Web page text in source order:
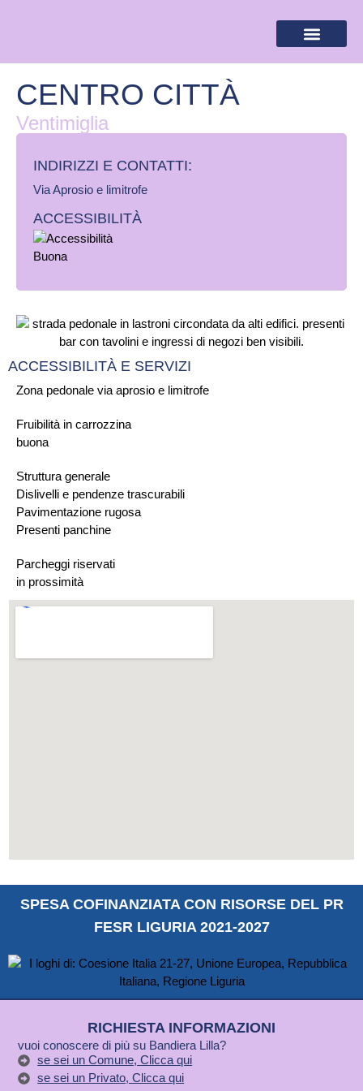
CENTRO CITTÀ
Ventimiglia
INDIRIZZI E CONTATTI:​
Via Aprosio e limitrofe
ACCESSIBILITÀ
Zona pedonale via aprosio e limitrofe
Fruibilità in carrozzina
buona
Struttura generale
Dislivelli e pendenze trascurabili
Pavimentazione rugosa
Presenti panchine
Parcheggi riservati
in prossimità
ACCESSIBILITÀ E SERVIZI
SPESA COFINANZIATA CON RISORSE DEL PR
FESR LIGURIA 2021-2027
RICHIESTA INFORMAZIONI
vuoi conoscere di più su Bandiera Lilla?
se sei un Comune, Clicca qui
se sei un Privato, Clicca qui